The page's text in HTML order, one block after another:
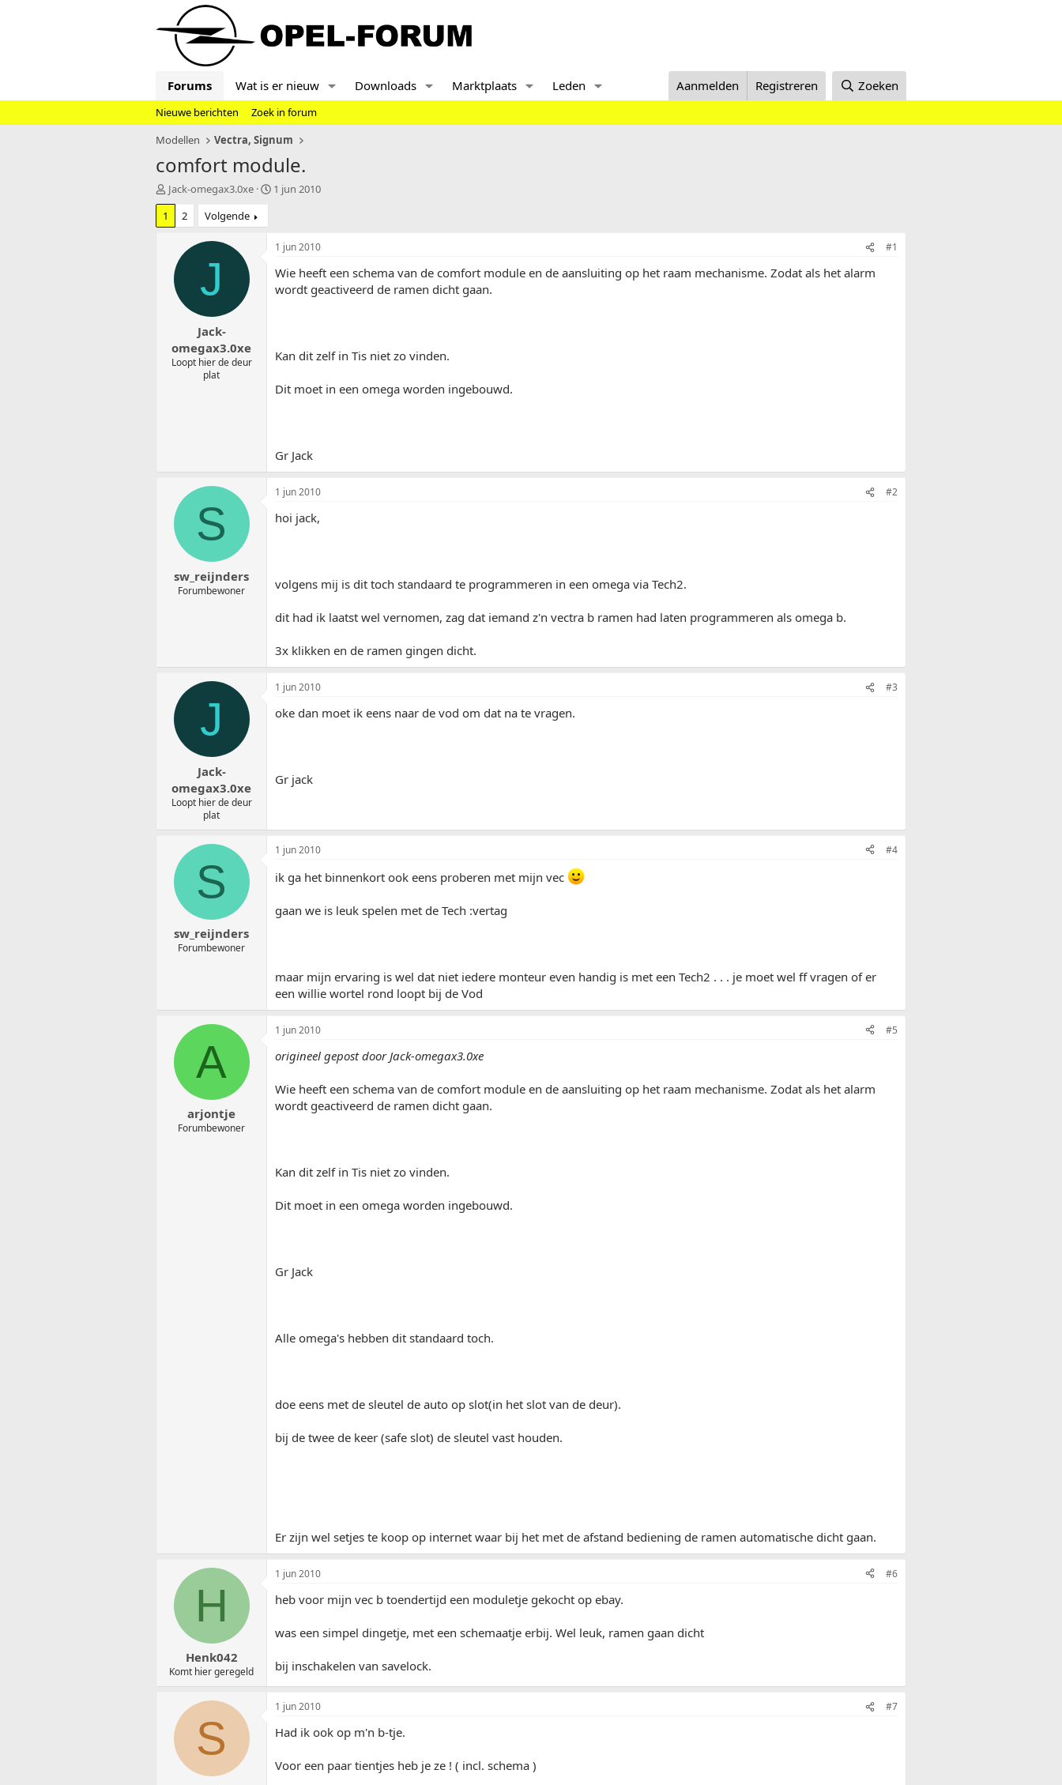
Forums Wat is er nieuw Downloads Marktplaats Leden Aanmelden Registreren Zoeken
Nieuwe berichten
Zoek in forum
Modellen
Vectra, Signum
comfort module.
T
o
i
Jack-omegax3.0xe
S
t
a
t
1 jun 2010
1
2 Volgende
J
Jack-
omegax3.0xe
Loopt hier de deur
plat
1 jun 2010 #1
Wie heeft een schema van de comfort module en de aansluiting op het raam mechanisme. Zodat als het alarm
wordt geactiveerd de ramen dicht gaan.
Kan dit zelf in Tis niet zo vinden.
Dit moet in een omega worden ingebouwd.
Gr Jack
S
sw_reijnders
Forumbewoner
1 jun 2010 #2
hoi jack,
volgens mij is dit toch standaard te programmeren in een omega via Tech2.
dit had ik laatst wel vernomen, zag dat iemand z'n vectra b ramen had laten programmeren als omega b.
3x klikken en de ramen gingen dicht.
J
Jack-
omegax3.0xe
Loopt hier de deur
plat
1 jun 2010 #3
oke dan moet ik eens naar de vod om dat na te vragen.
Gr jack
S
sw_reijnders
Forumbewoner
1 jun 2010 #4
ik ga het binnenkort ook eens proberen met mijn vec
gaan we is leuk spelen met de Tech :vertag
maar mijn ervaring is wel dat niet iedere monteur even handig is met een Tech2 . . . je moet wel ff vragen of er
een willie wortel rond loopt bij de Vod
A
arjontje
Forumbewoner
1 jun 2010 #5
origineel gepost door Jack-omegax3.0xe
Wie heeft een schema van de comfort module en de aansluiting op het raam mechanisme. Zodat als het alarm
wordt geactiveerd de ramen dicht gaan.
Kan dit zelf in Tis niet zo vinden.
Dit moet in een omega worden ingebouwd.
Gr Jack
Alle omega's hebben dit standaard toch.
doe eens met de sleutel de auto op slot(in het slot van de deur).
bij de twee de keer (safe slot) de sleutel vast houden.
Er zijn wel setjes te koop op internet waar bij het met de afstand bediening de ramen automatische dicht gaan.
H
Henk042
Komt hier geregeld
1 jun 2010 #6
heb voor mijn vec b toendertijd een moduletje gekocht op ebay.
was een simpel dingetje, met een schemaatje erbij. Wel leuk, ramen gaan dicht
bij inschakelen van savelock.
S
1 jun 2010 #7
Had ik ook op m'n b-tje.
Voor een paar tientjes heb je ze ! ( incl. schema )